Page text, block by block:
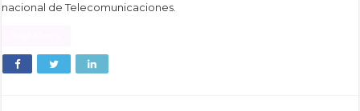
nacional de Telecomunicaciones.